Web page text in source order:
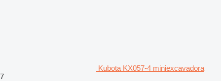
Kubota KX057-4 miniexcavadora
7